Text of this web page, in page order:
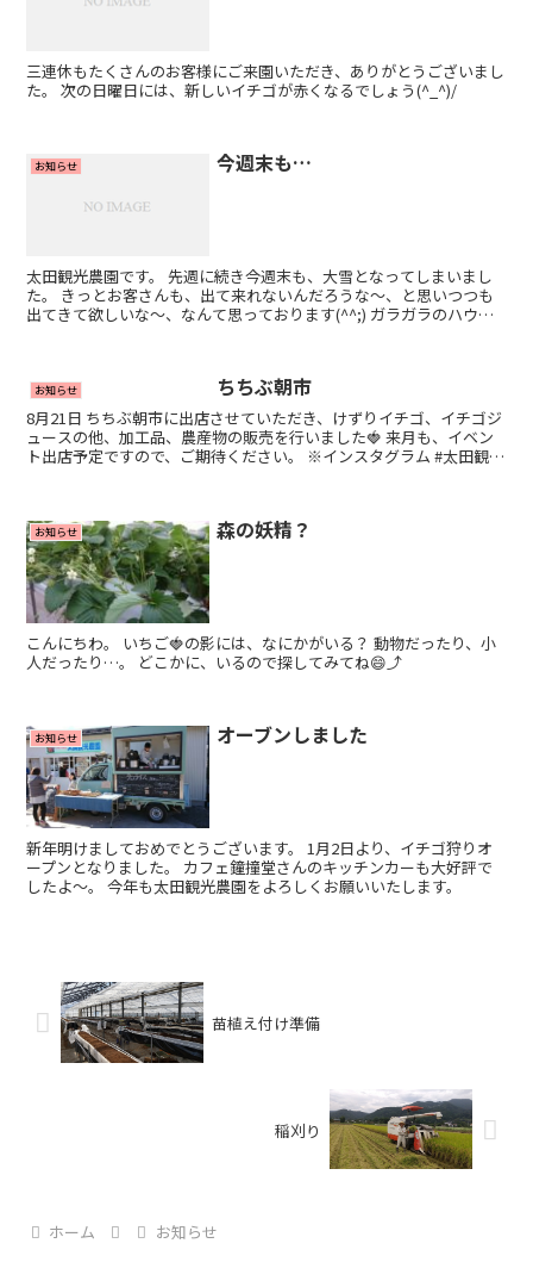
三連休もたくさんのお客様にご来園いただき、ありがとうございまし
た。 次の日曜日には、新しいイチゴが赤くなるでしょう(^_^)/
お知らせ 今週末も…
太田観光農園です。 先週に続き今週末も、大雪となってしまいまし
た。 きっとお客さんも、出て来れないんだろうな〜、と思いつつも
出てきて欲しいな〜、なんて思っております(^^;) ガラガラのハウス
お知らせ ちちぶ朝市
8月21日 ちちぶ朝市に出店させていただき、けずりイチゴ、イチゴジ
ュースの他、加工品、農産物の販売を行いました🍓 来月も、イベン
ト出店予定ですので、ご期待ください。 ※インスタグラム #太田観光
お知らせ 森の妖精？
こんにちわ。 いちご🍓の影には、なにかがいる？ 動物だったり、小
人だったり…。 どこかに、いるので探してみてね😄⤴️
お知らせ オーブンしました
新年明けましておめでとうございます。 1月2日より、イチゴ狩りオ
ープンとなりました。 カフェ鐘撞堂さんのキッチンカーも大好評で
したよ～。 今年も太田観光農園をよろしくお願いいたします。
苗植え付け準備
稲刈り
ホーム お知らせ